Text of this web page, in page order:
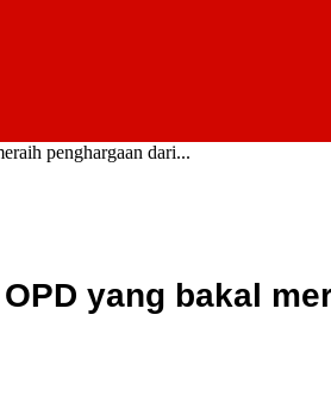
penghargaan dari...
yang bakal